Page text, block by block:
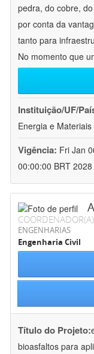
pedra, do cobre,
por conta da
tanto para
No momento que
Instituição/UF/
Energia e
Vigência: Fri Jan
00:00:00 BRT 2028
COORDENADOR(A)
ENGENHARIAS
Engenharia Civil
Título do Projeto:
bioasfaltos para